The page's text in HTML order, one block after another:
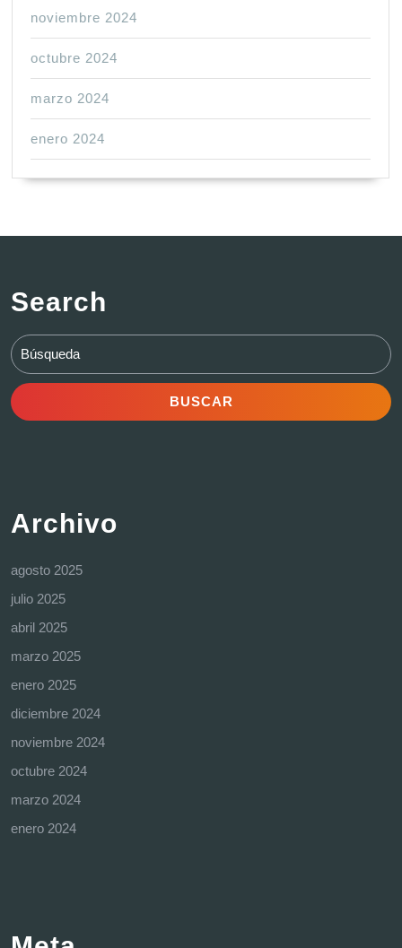
noviembre 2024
octubre 2024
marzo 2024
enero 2024
Search
Buscar:
Archivo
agosto 2025
julio 2025
abril 2025
marzo 2025
enero 2025
diciembre 2024
noviembre 2024
octubre 2024
marzo 2024
enero 2024